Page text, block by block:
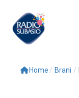
Home / Brani /